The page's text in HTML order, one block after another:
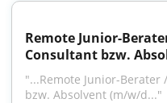
Remote Junior-
Consultant bzw.
"...Remote Junior-Berater /
bzw. Absolvent (m/w/d..."